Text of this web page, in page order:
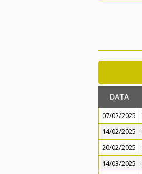
DATA
07/02/2025
14/02/2025
20/02/2025
14/03/2025